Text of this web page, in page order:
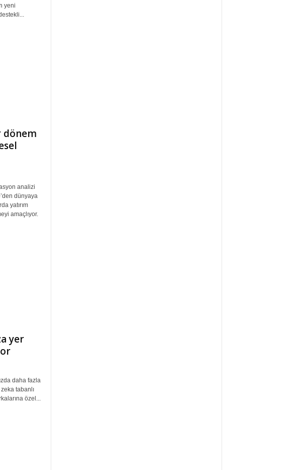
yeni
dönem
analizi
dünyaya
yatırım
amaçlıyor.
yer
daha fazla
tabanlı
özel...